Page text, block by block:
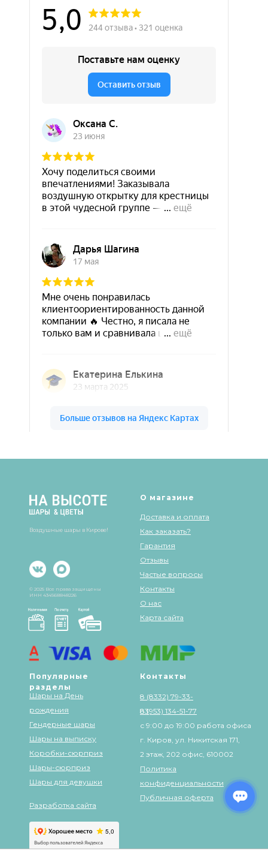
О магазине
Доставка и оплата
Популярные
разделы
Шары на День
рождения
Контакты
© 2025 Все права защищены
Как заказать?
Гарантия
Отзывы
Частые вопросы
Контакты
О нас
Гендерные шары
Шары на выписку
Коробки-сюрприз
Шары-сюрприз
Шары для девушки
8 (8332) 79-33-
83
8 (953) 134-51-77
с 9:00 до 19:00 работа офиса
г. Киров, ул. Никитская 171,
2 этаж, 202 офис, 610002
ИНН 434568848226
Политика
конфиденциальности
Публичная оферта
Карта сайта
Воздушные шары в Кирове!
Разработка сайта